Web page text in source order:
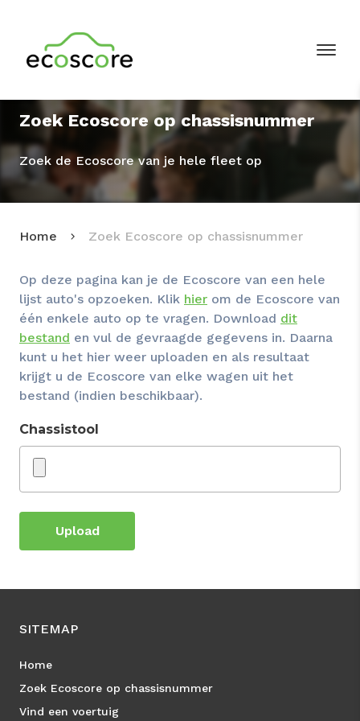
Zoek Ecoscore op chassisnummer
Zoek de Ecoscore van je hele fleet op
Home Zoek Ecoscore op chassisnummer
Op deze pagina kan je de Ecoscore van een hele
lijst auto's opzoeken. Klik hier om de Ecoscore van
één enkele auto op te vragen. Download dit
bestand en vul de gevraagde gegevens in. Daarna
kunt u het hier weer uploaden en als resultaat
krijgt u de Ecoscore van elke wagen uit het
bestand (indien beschikbaar).
Chassistool
Upload
SITEMAP
Home
Zoek Ecoscore op chassisnummer
Vind een voertuig